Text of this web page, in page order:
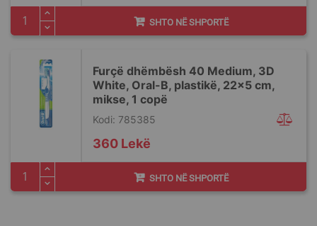
SHTO NË SHPORTË
Furçë dhëmbësh 40 Medium, 3D
White, Oral-B, plastikë, 22x5 cm,
mikse, 1 copë
Kodi: 785385
360 Lekë
SHTO NË SHPORTË